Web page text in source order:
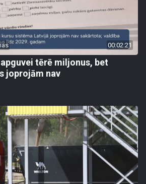
00:02:21
tērē miljonus, bet
joprojām nav